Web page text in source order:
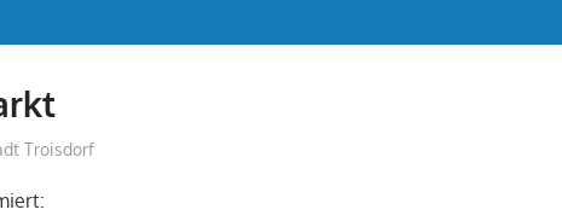
Troisdorf